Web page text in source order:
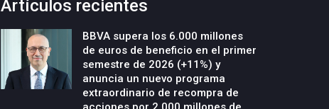
Artículos recientes
BBVA supera los 6.000 millones
de euros de beneficio en el primer
semestre de 2026 (+11%) y
anuncia un nuevo programa
extraordinario de recompra de